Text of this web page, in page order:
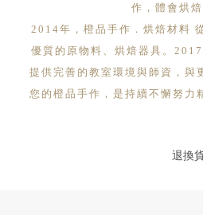
作，體會烘
2014年，橙品手作．烘焙材料
優質的原物料、烘焙器具。
提供完善的教室環境與師資，與
您的橙品手作，是持續不懈努力
退換